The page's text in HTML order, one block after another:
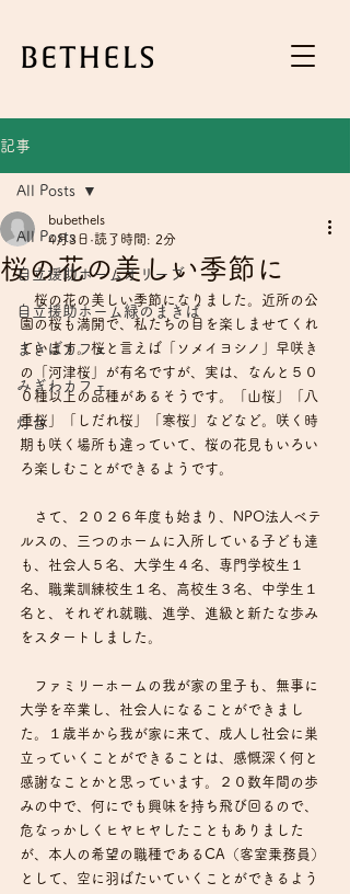
記事
All Posts
自立援助ホームオリーブ
自立援助ホーム緑のまきば
まきばカフェ
みぎわカフェ
灯台
All Posts
桜の花の美しい季節に
bubethels
4月3日 読了時間: 2分
桜の花の美しい季節になりました。近所の公
園の桜も満開で、私たちの目を楽しませてくれ
ています。桜と言えば「ソメイヨシノ」早咲き
の「河津桜」が有名ですが、実は、なんと５０
０種以上の品種があるそうです。「山桜」「八
重桜」「しだれ桜」「寒桜」などなど。咲く時
期も咲く場所も違っていて、桜の花見もいろい
ろ楽しむことができるようです。
さて、２０２６年度も始まり、NPO法人ベテ
ルスの、三つのホームに入所している子ども達
も、社会人５名、大学生４名、専門学校生１
名、職業訓練校生１名、高校生３名、中学生１
名と、それぞれ就職、進学、進級と新たな歩み
をスタートしました。
ファミリーホームの我が家の里子も、無事に
大学を卒業し、社会人になることができまし
た。１歳半から我が家に来て、成人し社会に巣
立っていくことができることは、感慨深く何と
感謝なことかと思っています。２０数年間の歩
みの中で、何にでも興味を持ち飛び回るので、
危なっかしくヒヤヒヤしたこともありました
が、本人の希望の職種であるCA（客室乗務員）
として、空に羽ばたいていくことができるよう